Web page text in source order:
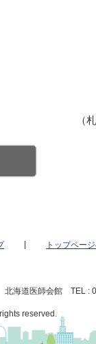
（
トップペー
海道医師会館 TEL :
reserved.